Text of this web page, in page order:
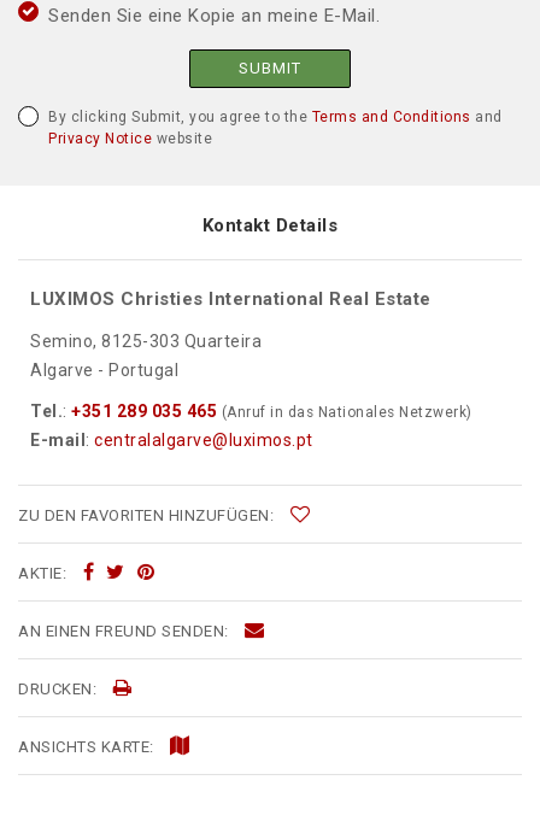
Senden Sie eine Kopie an meine E-Mail.
SUBMIT
By clicking Submit, you agree to the Terms and Conditions and
Privacy Notice website
Kontakt Details
LUXIMOS Christies International Real Estate
Semino, 8125-303 Quarteira
Algarve - Portugal
Tel.: +351 289 035 465 (Anruf in das Nationales Netzwerk)
E-mail : centralalgarve@luximos.pt
ZU DEN FAVORITEN HINZUFÜGEN:
AKTIE:
AN EINEN FREUND SENDEN:
DRUCKEN:
ANSICHTS KARTE: